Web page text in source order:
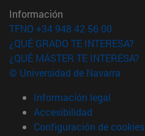
Información
TFNO +34 948 42 56 00
¿QUÉ GRADO TE INTERESA?
¿QUÉ MÁSTER TE INTERESA?
© Universidad de Navarra
Información legal
Accesibilidad
Configuración de cookies